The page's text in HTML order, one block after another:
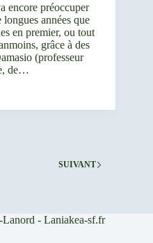
encore préoccuper
années que
en premier, ou tout
grâce à des
(professeur
de…
SUIVANT
- Laniakea-sf.fr